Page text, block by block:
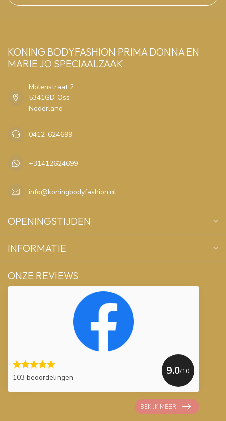
KONING BODYFASHION PRIMA DONNA EN
MARIE JO SPECIAALZAAK
Molenstraat 2
5341GD Oss
Nederland
0412-624699
+31412624699
info@koningbodyfashion.nl
OPENINGSTIJDEN
INFORMATIE
ONZE REVIEWS
103 beoordelingen
9.0/10
BEKIJK MEER